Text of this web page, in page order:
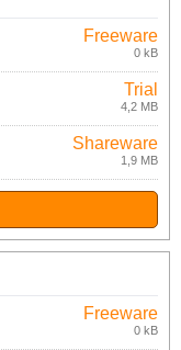
Freeware
0 kB
Trial
4,2 MB
Shareware
1,9 MB
Freeware
0 kB